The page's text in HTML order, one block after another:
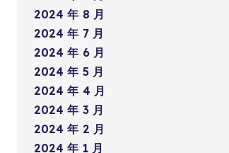
2024 年 8 月
2024 年 7 月
2024 年 6 月
2024 年 5 月
2024 年 4 月
2024 年 3 月
2024 年 2 月
2024 年 1 月